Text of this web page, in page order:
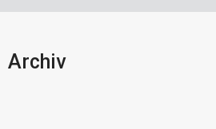
Archiv